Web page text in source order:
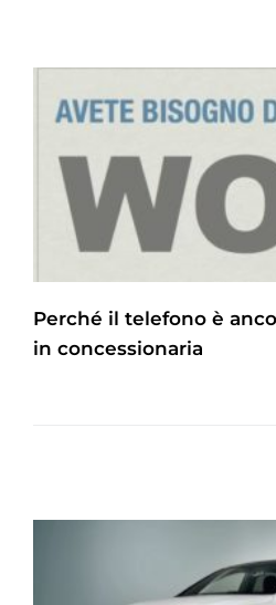
Perché il telefono è
in concessionaria